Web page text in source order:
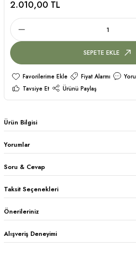
2.010,00 TL
SEPETE EKLE
Fiyat Alarmı
Tavsiye Et
Ürünü Paylaş
Ürün Bilgisi
Yorumlar
Soru & Cevap
Taksit Seçenekleri
Önerileriniz
Alışveriş Deneyimi